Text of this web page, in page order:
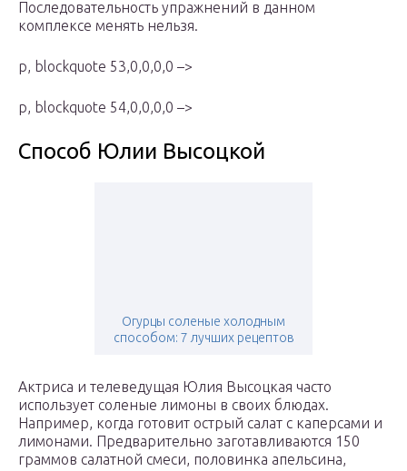
Последовательность упражнений в данном
комплексе менять нельзя.
p, blockquote 53,0,0,0,0 –>
p, blockquote 54,0,0,0,0 –>
Способ Юлии Высоцкой
Огурцы соленые холодным
способом: 7 лучших рецептов
Актриса и телеведущая Юлия Высоцкая часто
использует соленые лимоны в своих блюдах.
Например, когда готовит острый салат с каперсами и
лимонами. Предварительно заготавливаются 150
граммов салатной смеси, половинка апельсина,